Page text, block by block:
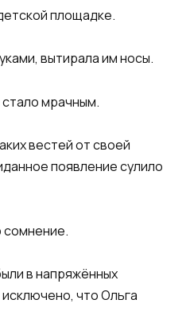
площадке.
вытирала им носы.
мрачным.
вестей от своей
появление сулило
сомнение.
в напряжённых
что Ольга